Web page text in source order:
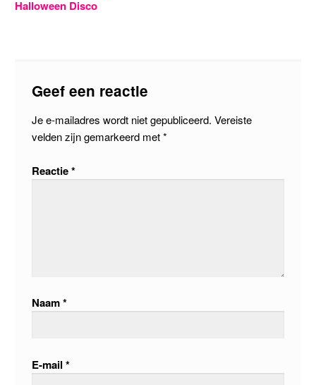
Halloween Disco
Geef een reactie
Je e-mailadres wordt niet gepubliceerd. Vereiste
velden zijn gemarkeerd met*
Reactie*
Naam*
E-mail*